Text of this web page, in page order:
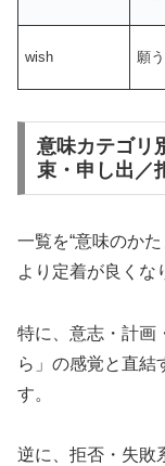
wish 願う
意味カテゴリ
束・申し出／
一覧を“意味のか
より定着が良くな
特に、意志・計画
ら」の感覚と直結
す。
逆に、拒否・失敗